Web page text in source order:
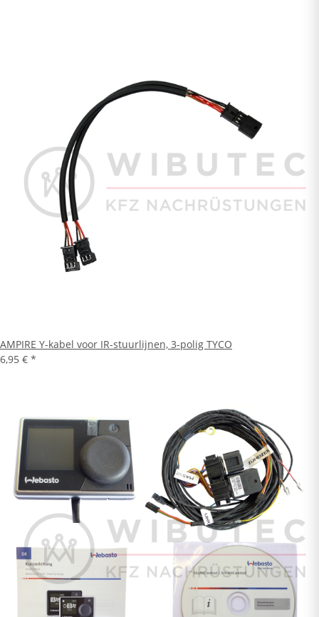
AMPIRE Y-kabel voor IR-stuurlijnen, 3-polig TYCO
6,95 € *